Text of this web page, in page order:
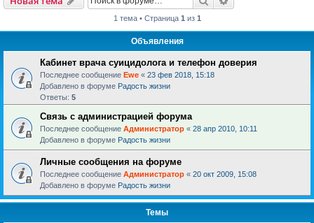
1 тема • Страница 1 из 1
Объявления
Кабинет врача суицидолога и телефон доверия
Последнее сообщение Ewe « 23 фев 2018, 15:18
Добавлено в форуме Радость жизни
Ответы: 5
Связь с администрацией форума
Последнее сообщение Администратор « 28 апр 2010, 10:11
Добавлено в форуме Радость жизни
Личные сообщения на форуме
Последнее сообщение Администратор « 20 окт 2009, 15:08
Добавлено в форуме Радость жизни
Темы